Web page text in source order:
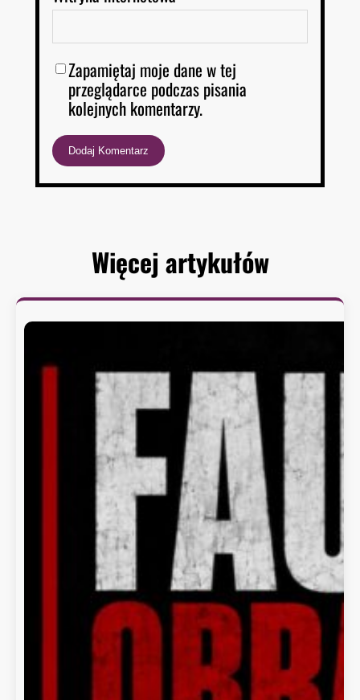
Zapamiętaj moje dane w tej
przeglądarce podczas pisania
kolejnych komentarzy.
Więcej artykułów